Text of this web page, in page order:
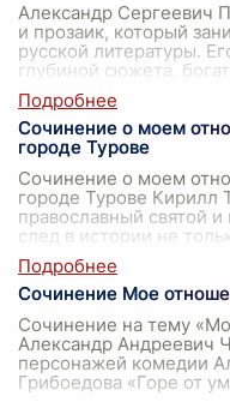
Александр Сергеевич
и прозаик, который
русской литературы.
глубиной сюжета,
Сочинение о моем
городе Турове
Сочинение о моем
городе Турове Кирилл
православный святой
след в истории не
Сочинение Мое
Сочинение на тему
Александр Андреевич
персонажей комедии
Грибоедова «Горе от